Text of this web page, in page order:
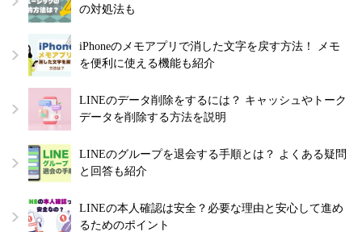
の対処法も
iPhoneのメモアプリで消した文字を戻す方法！ メモ
を便利に使える機能も紹介
LINEのデータ削除をするには？ キャッシュやトーク
データを削除する方法を説明
LINEのグループを退会する手順とは？ よくある疑問
と回答も紹介
LINEの本人確認は安全？必要な理由と安心して進め
るためのポイント